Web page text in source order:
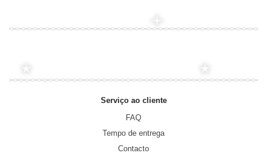
Serviço ao cliente
FAQ
Tempo de entrega
Contacto